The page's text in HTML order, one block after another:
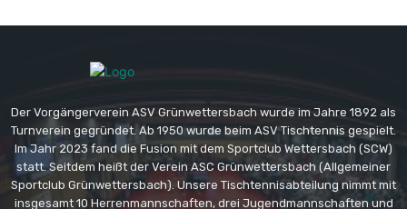
Der Vorgängerverein ASV Grünwettersbach wurde im Jahre 1892 als
Turnverein gegründet. Ab 1950 wurde beim ASV Tischtennis gespielt.
Im Jahr 2023 fand die Fusion mit dem Sportclub Wettersbach (SCW)
statt. Seitdem heißt der Verein ASC Grünwettersbach (Allgemeiner
Sportclub Grünwettersbach). Unsere Tischtennisabteilung nimmt mit
insgesamt 10 Herrenmannschaften, drei Jugendmannschaften und